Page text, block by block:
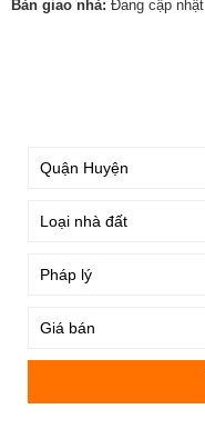
Bàn giao nhà: Đang cập nhật